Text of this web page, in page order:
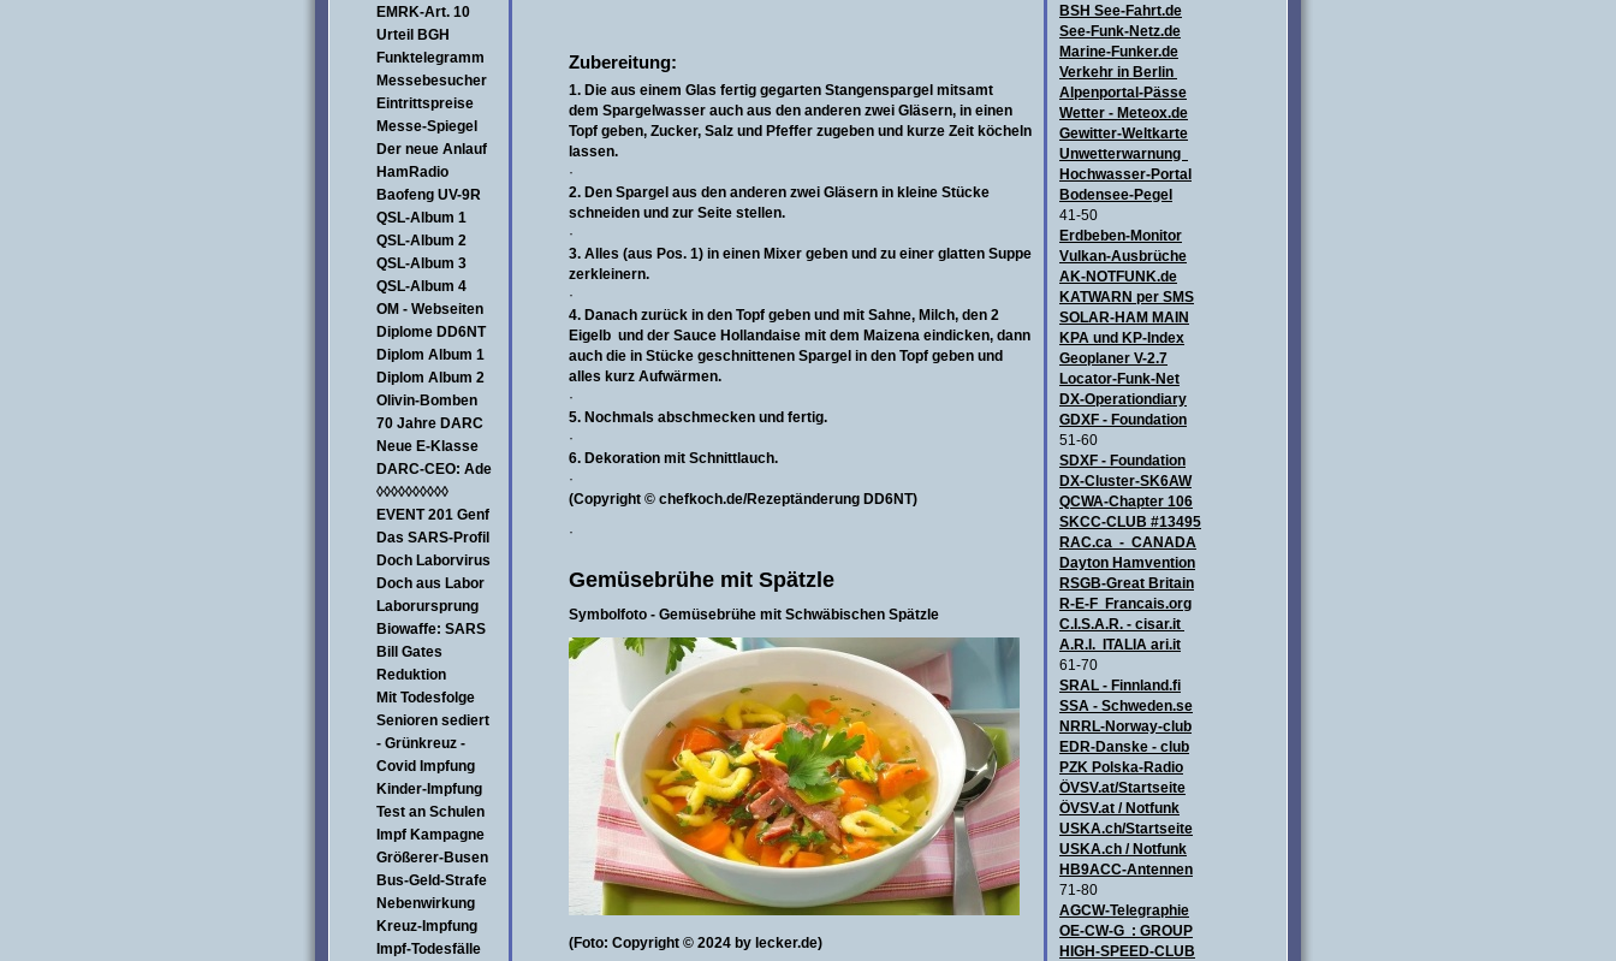
EMRK-Art. 10
Urteil BGH
Funktelegramm
Messebesucher
Eintrittspreise
Messe-Spiegel
Der neue Anlauf
HamRadio
Baofeng UV-9R
QSL-Album 1
QSL-Album 2
QSL-Album 3
QSL-Album 4
OM - Webseiten
Diplome DD6NT
Diplom Album 1
Diplom Album 2
Olivin-Bomben
70 Jahre DARC
Neue E-Klasse
DARC-CEO: Ade
◊◊◊◊◊◊◊◊◊◊
EVENT 201 Genf
Das SARS-Profil
Doch Laborvirus
Doch aus Labor
Laborursprung
Biowaffe: SARS
Bill Gates
Reduktion
Mit Todesfolge
Senioren sediert
- Grünkreuz -
Covid Impfung
Kinder-Impfung
Test an Schulen
Impf Kampagne
Größerer-Busen
Bus-Geld-Strafe
Nebenwirkung
Kreuz-Impfung
Impf-Todesfälle
BSH See-Fahrt.de
See-Funk-Netz.de
Marine-Funker.de
Verkehr in Berlin
Alpenportal-Pässe
Wetter - Meteox.de
Gewitter-Weltkarte
Unwetterwarnung
Hochwasser-Portal
Bodensee-Pegel
41-50
Erdbeben-Monitor
Vulkan-Ausbrüche
AK-NOTFUNK.de
KATWARN per SMS
SOLAR-HAM MAIN
KPA und KP-Index
Geoplaner V-2.7
Locator-Funk-Net
DX-Operationdiary
GDXF - Foundation
51-60
SDXF - Foundation
DX-Cluster-SK6AW
QCWA-Chapter 106
SKCC-CLUB #13495
RAC.ca - CANADA
Dayton Hamvention
RSGB-Great Britain
R-E-F Francais.org
C.I.S.A.R. - cisar.it
A.R.I. ITALIA ari.it
61-70
SRAL - Finnland.fi
SSA - Schweden.se
NRRL-Norway-club
EDR-Danske - club
PZK Polska-Radio
ÖVSV.at/Startseite
ÖVSV.at / Notfunk
USKA.ch/Startseite
USKA.ch / Notfunk
HB9ACC-Antennen
71-80
AGCW-Telegraphie
OE-CW-G : GROUP
HIGH-SPEED-CLUB
Zubereitung:
1. Die aus einem Glas fertig gegarten Stangenspargel mitsamt
dem Spargelwasser auch aus den anderen zwei Gläsern, in einen
Topf geben, Zucker, Salz und Pfeffer zugeben und kurze Zeit köcheln
lassen.
·
2. Den Spargel aus den anderen zwei Gläsern in kleine Stücke
schneiden und zur Seite stellen.
·
3. Alles (aus Pos. 1) in einen Mixer geben und zu einer glatten Suppe
zerkleinern.
·
4. Danach zurück in den Topf geben und mit Sahne, Milch, den 2
Eigelb und der Sauce Hollandaise mit dem Maizena eindicken, dann
auch die in Stücke geschnittenen Spargel in den Topf geben und
alles kurz Aufwärmen.
·
5. Nochmals abschmecken und fertig.
·
6. Dekoration mit Schnittlauch.
·
(Copyright © chefkoch.de/Rezeptänderung DD6NT)
·
Gemüsebrühe mit Spätzle
Symbolfoto - Gemüsebrühe mit Schwäbischen Spätzle
(Foto: Copyright © 2024 by lecker.de)